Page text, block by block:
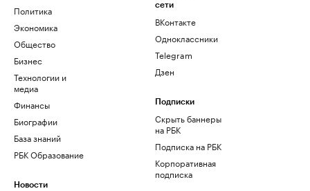
Политика
Экономика
Общество
Бизнес
Технологии и
медиа
Финансы
Биографии
База знаний
РБК Образование
Новости
сети
ВКонтакте
Одноклассники
Telegram
Дзен
Подписки
Скрыть баннеры
на РБК
Подписка на РБК
Корпоративная
подписка